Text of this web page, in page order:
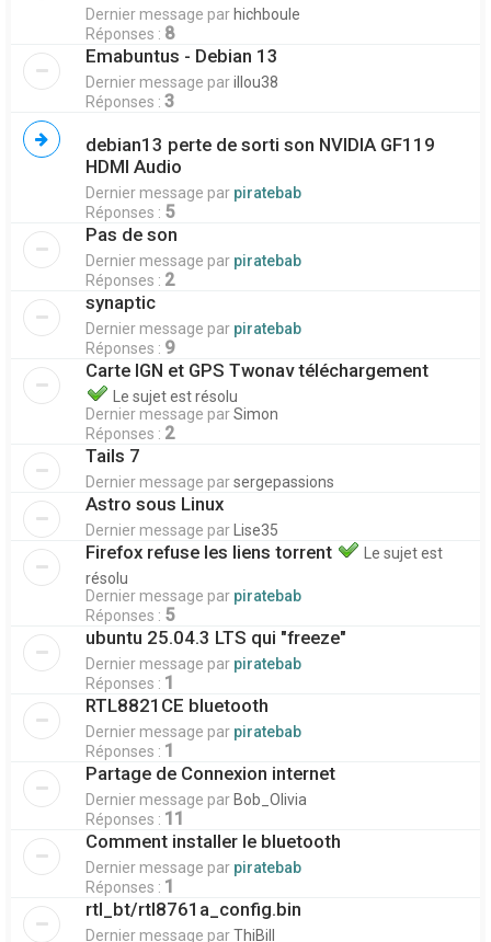
Dernier message par hichboule
Réponses : 8
Emabuntus - Debian 13
Dernier message parillou38
Réponses : 3
debian13 perte de sorti son NVIDIA GF119
HDMI Audio
Dernier message par piratebab
Réponses : 5
Pas de son
Dernier message par piratebab
Réponses : 2
synaptic
Dernier message par piratebab
Réponses : 9
Carte IGN et GPS Twonav téléchargement
Le sujet est résolu
Dernier message parSimon
Réponses : 2
Tails 7
Dernier message parsergepassions
Astro sous Linux
Dernier message par Lise35
Firefox refuse les liens torrent
Le sujet est
résolu
Dernier message par piratebab
Réponses : 5
ubuntu 25.04.3 LTS qui "freeze"
Dernier message par piratebab
Réponses : 1
RTL8821CE bluetooth
Dernier message par piratebab
Réponses : 1
Partage de Connexion internet
Dernier message par Bob_Olivia
Réponses : 11
Comment installer le bluetooth
Dernier message par piratebab
Réponses : 1
rtl_bt/rtl8761a_config.bin
Dernier message parThiBill